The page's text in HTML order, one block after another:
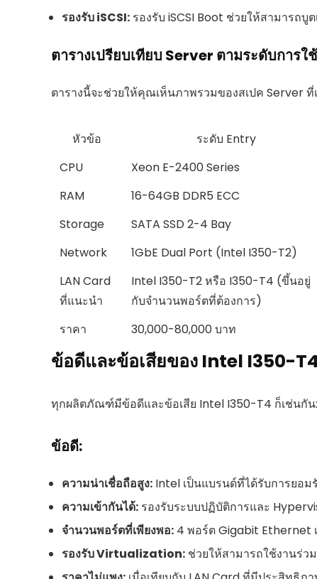
รองรับ iSCSI: รองรับ iSCSI Boot ช่วยให้สามารถ
ตารางเปรียบเทียบ Server ตามระดับการใ
ตารางนี้จะช่วยให้คุณเห็นภาพรวมของสเปค Server
หัวข้อ ระดับ Entry
CPU
Xeon E-2400 Series
RAM
16-64GB DDR5 ECC
Storage
SATA SSD 2-4 Bay
Network
1GbE Dual Port (Intel I350-T2)
LAN Card
ที่แนะนำ
Intel I350-T2 หรือ I350-T4 (ขึ้นอยู่
กับจำนวนพอร์ตที่ต้องการ)
ราคา
30,000-80,000 บาท
ข้อดีและข้อเสียของ Intel I350-
ทุกผลิตภัณฑ์มีข้อดีและข้อเสีย Intel I350-T4 ก็เช่นกัน:
ข้อดี:
ความน่าเชื่อถือสูง: Intel เป็นแบรนด์ที่ได้รับการย
ความเข้ากันได้: รองรับระบบปฏิบัติการและ
จำนวนพอร์ตที่เพียงพอ: 4 พอร์ต Gigabit Ethernet
รองรับ Virtualization: ช่วยให้สามารถใช้งานร่